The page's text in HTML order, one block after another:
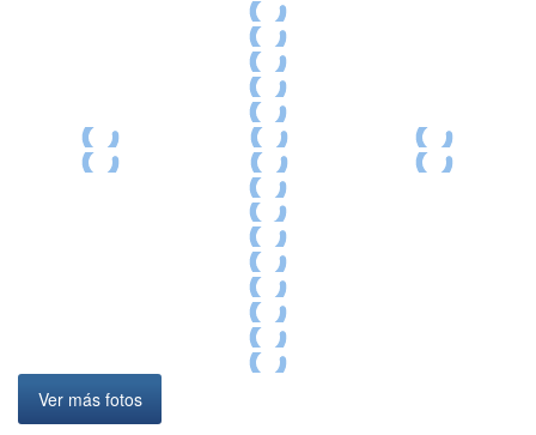
Ver más fotos